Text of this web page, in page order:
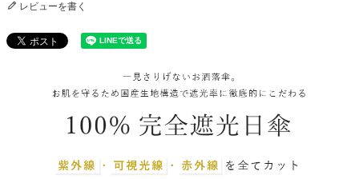
レビューを書く